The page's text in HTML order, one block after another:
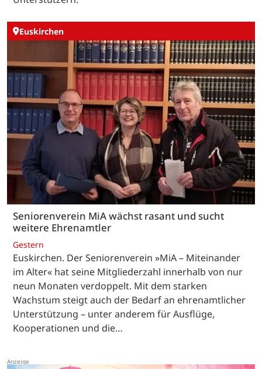
Euskirchen
Seniorenverein MiA wächst rasant und sucht
weitere Ehrenamtler
Gestern
Euskirchen. Der Seniorenverein »MiA – Miteinander
im Alter« hat seine Mitgliederzahl innerhalb von nur
neun Monaten verdoppelt. Mit dem starken
Wachstum steigt auch der Bedarf an ehrenamtlicher
Unterstützung – unter anderem für Ausflüge,
Kooperationen und die…